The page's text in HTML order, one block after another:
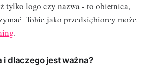
tylko logo czy nazwa - to obietnica,
Tobie jako przedsiębiorcy może
.
i dlaczego jest ważna?